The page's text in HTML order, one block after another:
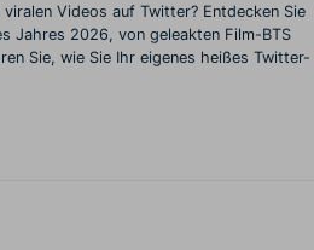
Videos auf Twitter? Entdecken Sie
Jahres 2026, von geleakten Film-BTS
Sie, wie Sie Ihr eigenes heißes Twitter-